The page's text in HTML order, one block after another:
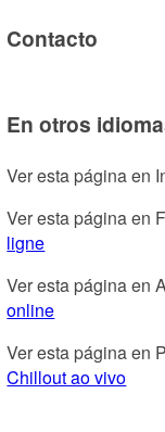
Contacto
En otros
Ver esta página en
Ver esta página en
ligne
Ver esta página en
online
Ver esta página en
Chillout ao vivo